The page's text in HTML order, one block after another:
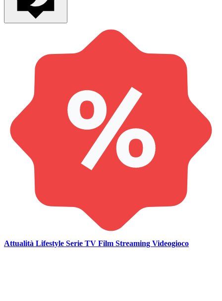
Attualità Lifestyle Serie TV Film Streaming Videogioco